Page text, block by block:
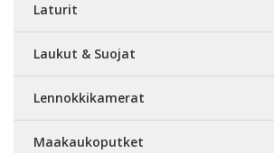
Laturit
Laukut & Suojat
Lennokkikamerat
Maakaukoputket